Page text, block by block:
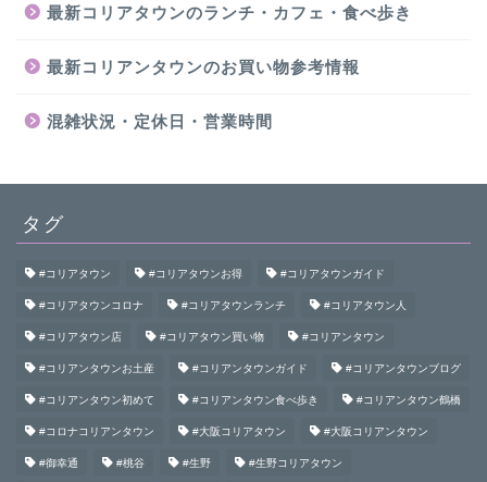
最新コリアタウンのランチ・カフェ・食べ歩き
最新コリアンタウンのお買い物参考情報
混雑状況・定休日・営業時間
タグ
#コリアタウン #コリアタウンお得 #コリアタウンガイド
#コリアタウンコロナ #コリアタウンランチ #コリアタウン人
#コリアタウン店 #コリアタウン買い物 #コリアンタウン
#コリアンタウンお土産 #コリアンタウンガイド #コリアンタウンブログ
#コリアンタウン初めて #コリアンタウン食べ歩き #コリアンタウン鶴橋
#コロナコリアンタウン #大阪コリアタウン #大阪コリアンタウン
#御幸通 #桃谷 #生野 #生野コリアタウン